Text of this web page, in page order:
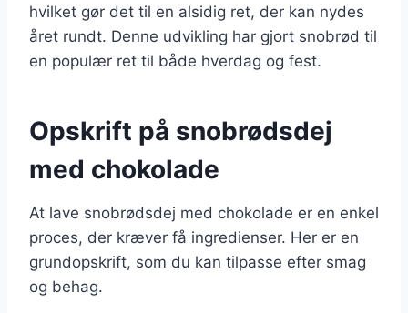
hvilket gør det til en alsidig ret, der kan nydes
året rundt. Denne udvikling har gjort snobrød til
en populær ret til både hverdag og fest.
Opskrift på snobrødsdej
med chokolade
At lave snobrødsdej med chokolade er en enkel
proces, der kræver få ingredienser. Her er en
grundopskrift, som du kan tilpasse efter smag
og behag.